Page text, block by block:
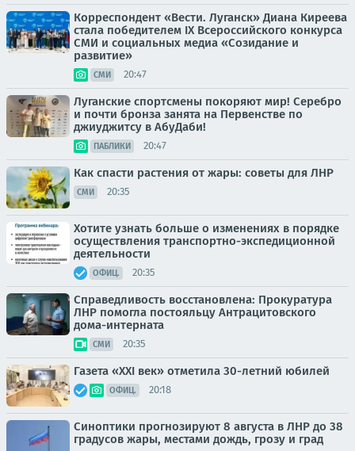
Корреспондент «Вести. Луганск» Диана Киреева
стала победителем IX Всероссийского конкурса
СМИ и социальных медиа «Созидание и
развитие»
СМИ 20:47
Луганские спортсмены покоряют мир! Серебро
и почти бронза занята на Первенстве по
джиуджитсу в АбуДаби!
ПАБЛИКИ 20:47
Как спасти растения от жары: советы для ЛНР
СМИ 20:35
Хотите узнать больше о изменениях в порядке
осуществления транспортно-экспедиционной
деятельности
ОФИЦ. 20:35
Справедливость восстановлена: Прокуратура
ЛНР помогла постояльцу Антрацитовского
дома-интерната
СМИ 20:35
Газета «XXI век» отметила 30-летний юбилей
ОФИЦ. 20:18
Синоптики прогнозируют 8 августа в ЛНР до 38
градусов жары, местами дождь, грозу и град